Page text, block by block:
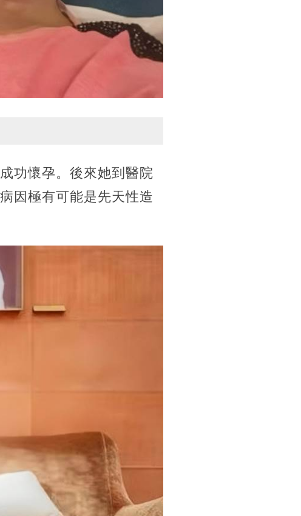
功懷孕。後來她到醫院
因極有可能是先天性造